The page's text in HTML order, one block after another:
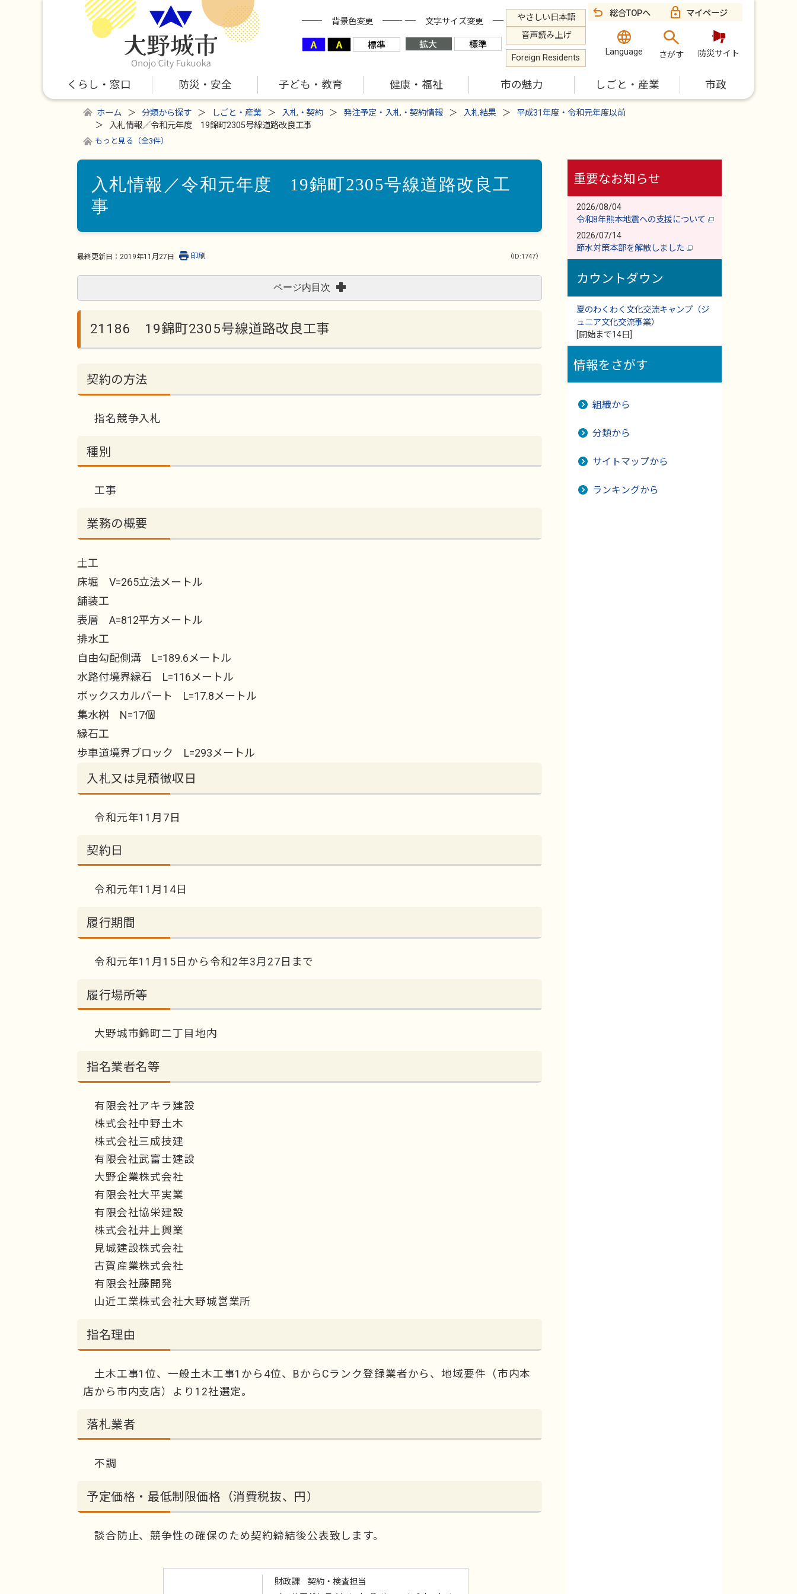
背景色変更 文字サイズ変更
やさしい日本語
音声読み上げ
Foreign Residents
総合TOPへ マイページ
Language さがす 防災サイト
くらし・窓口 防災・安全 子ども・教育 健康・福祉 市の魅力 しごと・産業 市政
ホーム 分類から探す しごと・産業 入札・契約 発注予定・入札・契約情報 入札結果
平成31年度・令和元年度以前
入札情報／令和元年度 19錦町2305号線道路改良工事
もっと見る（全3件）
入札情報／令和元年度 19錦町2305号線道路改良工
事
最終更新日： 2019年11月27日 （ID:1747）
印刷
ページ内目次
21186 19錦町2305号線道路改良工事
契約の方法
指名競争入札
種別
工事
業務の概要
土工
床堀 V=265立法メートル
舗装工
表層 A=812平方メートル
排水工
自由勾配側溝 L=189.6メートル
水路付境界縁石 L=116メートル
ボックスカルバート L=17.8メートル
集水桝 N=17個
縁石工
歩車道境界ブロック L=293メートル
入札又は見積徴収日
令和元年11月7日
契約日
令和元年11月14日
履行期間
令和元年11月15日から令和2年3月27日まで
履行場所等
大野城市錦町二丁目地内
指名業者名等
有限会社アキラ建設
株式会社中野土木
株式会社三成技建
有限会社武富士建設
大野企業株式会社
有限会社大平実業
有限会社協栄建設
株式会社井上興業
見城建設株式会社
古賀産業株式会社
有限会社藤開発
山近工業株式会社大野城営業所
指名理由
土木工事1位、一般土木工事1から4位、BからCランク登録業者から、地域要件（市内本
店から市内支店）より12社選定。
落札業者
不調
予定価格・最低制限価格（消費税抜、円）
談合防止、競争性の確保のため契約締結後公表致します。
財政課 契約・検査担当
重要なお知らせ
2026/08/04
令和8年熊本地震への支援について
2026/07/14
節水対策本部を解散しました
カウントダウン
夏のわくわく文化交流キャンプ（ジ
ュニア文化交流事業）
[開始まで14日]
情報をさがす
組織から
分類から
サイトマップから
ランキングから